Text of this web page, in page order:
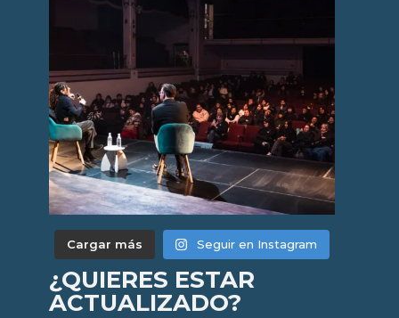
Cargar más Seguir en Instagram
¿QUIERES ESTAR
ACTUALIZADO?